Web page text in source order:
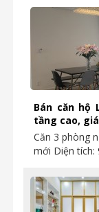
Bán căn hộ
tầng cao,
Căn 3 phòng
mới Diện tích: